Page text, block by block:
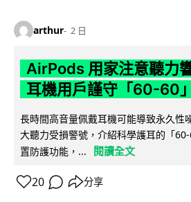
arthur 2 日
AirPods 用家注意聽力
耳機用戶謹守「60-60
長時間高音量佩戴耳機可能導致永久性
大聽力受損警號，介紹科學護耳的「
置防護功能，...
閱讀全文
20 分享